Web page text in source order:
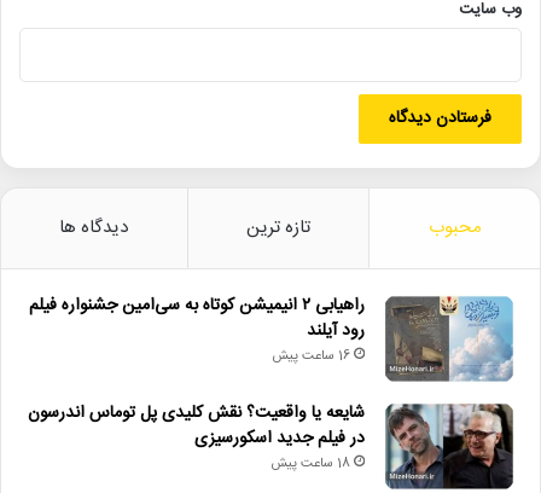
وب‌ سایت
محبوب تازه ترین دیدگاه ها
راهیابی ۲ انیمیشن کوتاه به سی‌امین جشنواره فیلم
رود آیلند
16 ساعت پیش
شایعه یا واقعیت؟ نقش کلیدی پل توماس اندرسون
در فیلم جدید اسکورسیزی
18 ساعت پیش